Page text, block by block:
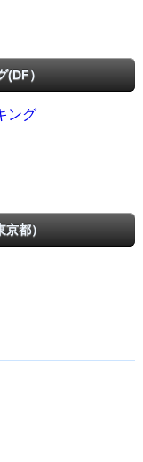
）
ング
都）